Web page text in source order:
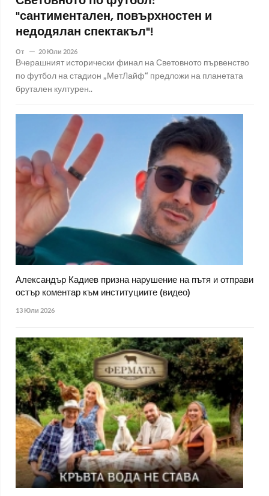
"сантиментален, повърхностен и
недодялан спектакъл"!
От 20 Юли 2026
Вчерашният исторически финал на Световното първенство
по футбол на стадион „МетЛайф“ предложи на планетата
брутален културен..
Александър Кадиев призна нарушение на пътя и отправи
остър коментар към институциите (видео)
13 Юли 2026